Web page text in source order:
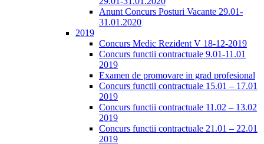
Anunt Concurs Posturi Vacante 29.01-
31.01.2020
2019
Concurs Medic Rezident V 18-12-2019
Concurs functii contractuale 9.01-11.01
2019
Examen de promovare in grad profesional
Concurs functii contractuale 15.01 – 17.01
2019
Concurs functii contractuale 11.02 – 13.02
2019
Concurs functii contractuale 21.01 – 22.01
2019